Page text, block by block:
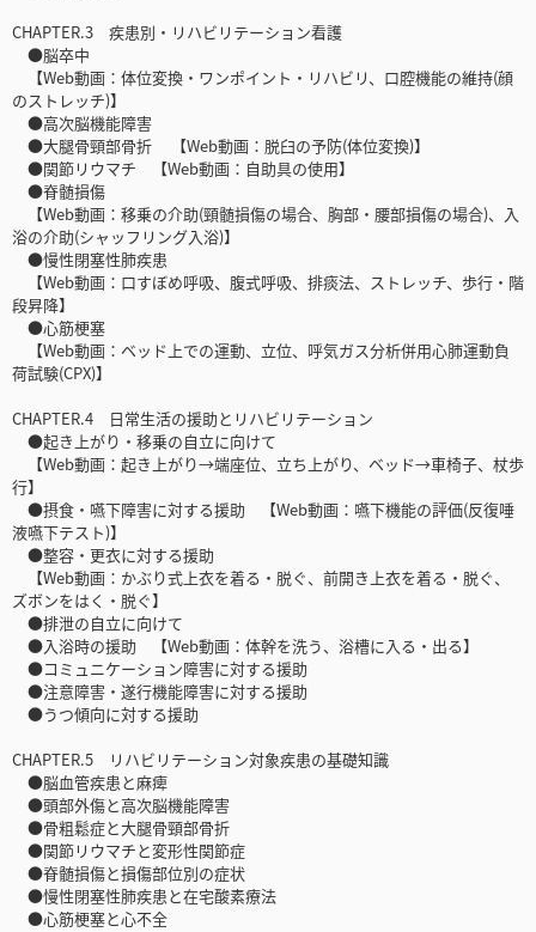
CHAPTER.3 疾患別・リハビリテーション看護
●脳卒中
【Web動画：体位変換・ワンポイント・リハビリ、口腔機能の維持(顔
のストレッチ)】
●高次脳機能障害
●大腿骨頸部骨折 【Web動画：脱臼の予防(体位変換)】
●関節リウマチ 【Web動画：自助具の使用】
●脊髄損傷
【Web動画：移乗の介助(頸髄損傷の場合、胸部・腰部損傷の場合)、入
浴の介助(シャッフリング入浴)】
●慢性閉塞性肺疾患
【Web動画：口すぼめ呼吸、腹式呼吸、排痰法、ストレッチ、歩行・階
段昇降】
●心筋梗塞
【Web動画：ベッド上での運動、立位、呼気ガス分析併用心肺運動負
荷試験(CPX)】
CHAPTER.4 日常生活の援助とリハビリテーション
●起き上がり・移乗の自立に向けて
【Web動画：起き上がり→端座位、立ち上がり、ベッド→車椅子、杖歩
行】
●摂食・嚥下障害に対する援助 【Web動画：嚥下機能の評価(反復唾
液嚥下テスト)】
●整容・更衣に対する援助
【Web動画：かぶり式上衣を着る・脱ぐ、前開き上衣を着る・脱ぐ、
ズボンをはく・脱ぐ】
●排泄の自立に向けて
●入浴時の援助 【Web動画：体幹を洗う、浴槽に入る・出る】
●コミュニケーション障害に対する援助
●注意障害・遂行機能障害に対する援助
●うつ傾向に対する援助
CHAPTER.5 リハビリテーション対象疾患の基礎知識
●脳血管疾患と麻痺
●頭部外傷と高次脳機能障害
●骨粗鬆症と大腿骨頸部骨折
●関節リウマチと変形性関節症
●脊髄損傷と損傷部位別の症状
●慢性閉塞性肺疾患と在宅酸素療法
●心筋梗塞と心不全